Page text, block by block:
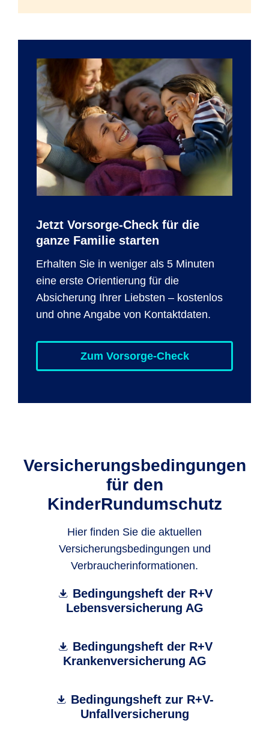
Jetzt Vorsorge-Check für die
ganze Familie starten
Erhalten Sie in weniger als 5 Minuten
eine erste Orientierung für die
Absicherung Ihrer Liebsten – kostenlos
und ohne Angabe von Kontaktdaten.
Zum Vorsorge-Check
Versicherungsbedingungen
für den
KinderRundumschutz
Hier finden Sie die aktuellen
Versicherungsbedingungen und
Verbraucherinformationen.
Bedingungsheft der R+V
Lebensversicherung AG
Bedingungsheft der R+V
Krankenversicherung AG
Bedingungsheft zur R+V-
Unfallversicherung